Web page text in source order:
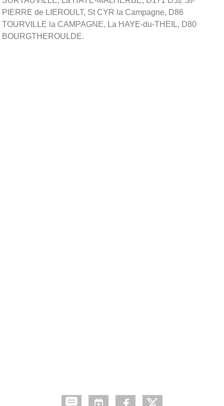
PIERRE de LIEROULT, St CYR la Campagne, D86
TOURVILLE la CAMPAGNE, La HAYE-du-THEIL, D80
BOURGTHEROULDE.